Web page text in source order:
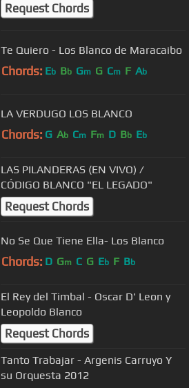
Request Chords
Te Quiero - Los Blanco de Maracaibo
Chords: Eb Bb Gm G Cm F Ab
LA VERDUGO LOS BLANCO
Chords: G Ab Cm Fm D Bb Eb
LAS PILANDERAS (EN VIVO) /
CÓDIGO BLANCO "EL LEGADO"
Request Chords
No Se Que Tiene Ella- Los Blanco
Chords: D Gm C G Eb F Bb
El Rey del Timbal - Oscar D' Leon y
Leopoldo Blanco
Request Chords
Tanto Trabajar - Argenis Carruyo Y
su Orquesta 2012